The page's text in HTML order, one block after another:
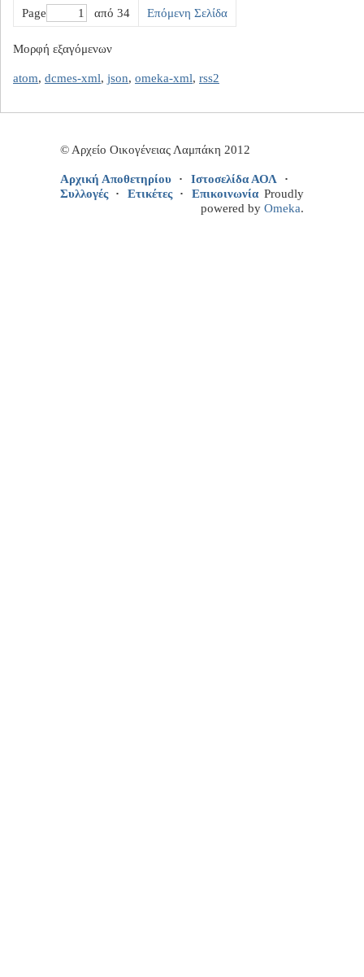
Page από 34 Επόμενη Σελίδα
Μορφή εξαγόμενων
atom, dcmes-xml, json, omeka-xml, rss2
© Αρχείο Οικογένειας Λαμπάκη 2012
Αρχική Αποθετηρίου
Ιστοσελίδα ΑΟΛ
Συλλογές
Ετικέτες Επικοινωνία Proudly
powered by Omeka.